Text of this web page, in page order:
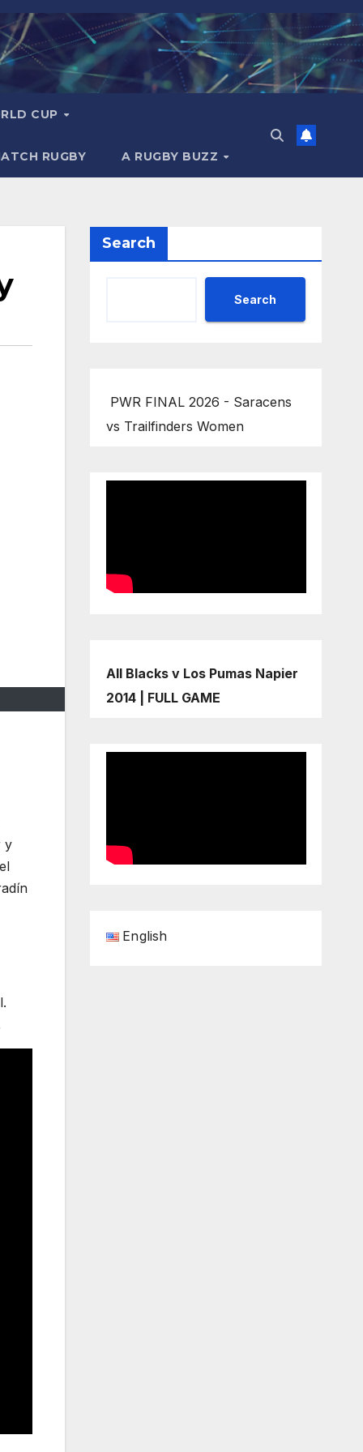
CUP
RUGBY A RUGBY BUZZ
y
Search
Search
PWR FINAL 2026 - Saracens
vs Trailfinders Women
All Blacks v Los Pumas Napier
2014 | FULL GAME
English